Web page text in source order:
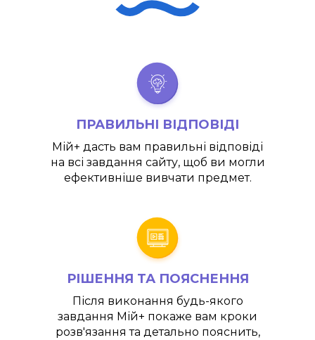
ПРАВИЛЬНІ ВІДПОВІДІ
Мій+ дасть вам правильні відповіді
на всі завдання сайту, щоб ви могли
ефективніше вивчати предмет.
РІШЕННЯ ТА ПОЯСНЕННЯ
Після виконання будь-якого
завдання Мій+ покаже вам кроки
розв'язання та детально пояснить,